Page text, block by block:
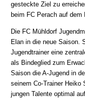
gesteckte Ziel zu
beim FC Perach auf dem
Die FC Mühldorf
Elan in die neue Saison.
Jugendtrainer eine
als Bindeglied zum
Saison die A-Jugend in
seinem Co-Trainer Heiko
jungen Talente optimal